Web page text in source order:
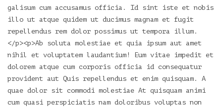
galisum cum accusamus officia. Id sint iste et nobis
illo ut atque quidem ut ducimus magnam et fugit
repellendus rem dolor possimus ut tempora illum.
</p><p>Ab soluta molestiae et quia ipsum aut amet
nihil et voluptatem laudantium! Eum vitae impedit et
dolorem atque cum corporis officia id consequatur
provident aut Quis repellendus et enim quisquam. A
quae dolor sit commodi molestiae At quisquam animi
cum quasi perspiciatis nam doloribus voluptas non